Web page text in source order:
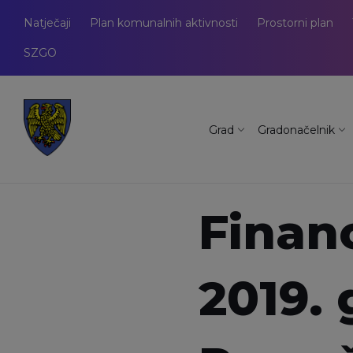
Natječaji Plan komunalnih aktivnosti Prostorni plan
SZGO
Grad Gradonačelnik
2019.